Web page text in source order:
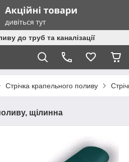
до труб та каналізації
Стрічка крапельного поливу
щілинна